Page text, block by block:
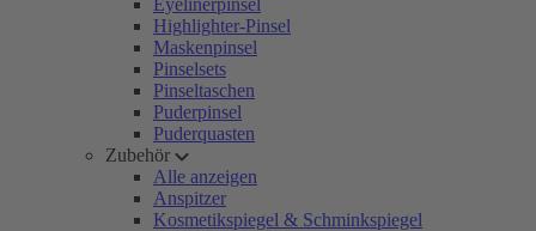
Eyelinerpinsel
Highlighter-Pinsel
Maskenpinsel
Pinselsets
Pinseltaschen
Puderpinsel
Puderquasten
Zubehör
Alle anzeigen
Anspitzer
Kosmetikspiegel & Schminkspiegel